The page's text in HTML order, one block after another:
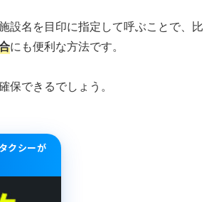
設名を目印に指定して呼ぶことで、比
にも便利な方法です。
できるでしょう。
クシーが